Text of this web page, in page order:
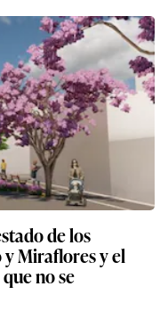
de los
y Miraflores y el
no se